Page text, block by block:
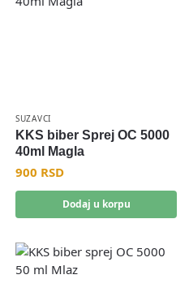
SUZAVCI
KKS biber Sprej OC 5000
40ml Magla
900 RSD
Dodaj u korpu